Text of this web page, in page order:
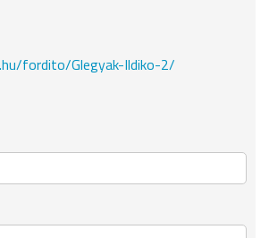
fordito/Glegyak-Ildiko-2/